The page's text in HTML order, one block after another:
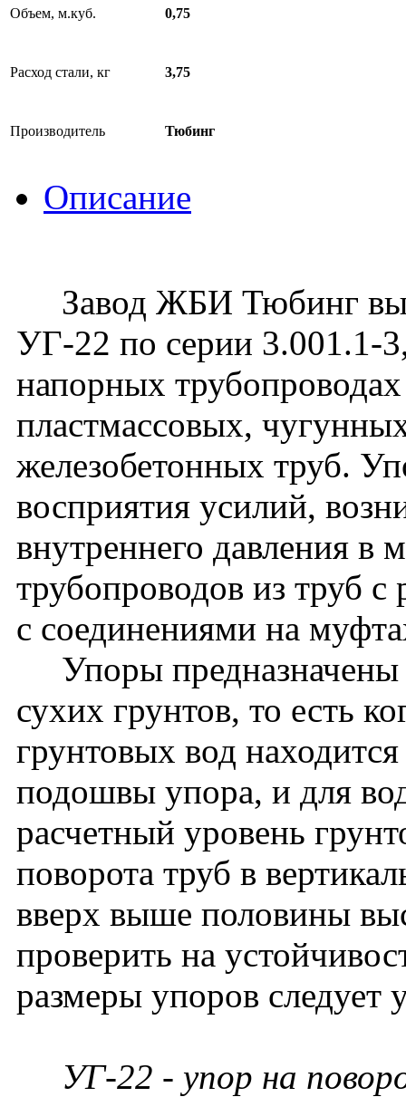
Объем, м.куб. 0,75
Расход стали, кг 3,75
Производитель Тюбинг
Описание
Завод ЖБИ Тюбинг
УГ-22 по серии 3.001.1-
напорных
пластмассовых,
железобетонных труб.
восприятия усилий,
внутреннего давления в
трубопроводов из труб
с соединениями на
Упоры предназначены
сухих грунтов, то есть
грунтовых вод
подошвы упора, и для
расчетный уровень
поворота труб в
вверх выше половины
проверить на
размеры упоров следует
УГ-22 - упор на